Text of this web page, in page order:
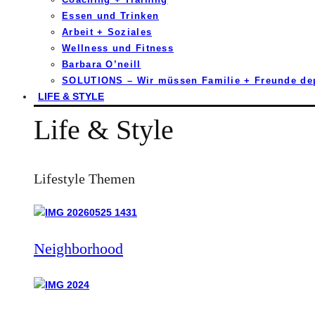
Essen und Trinken
Arbeit + Soziales
Wellness und Fitness
Barbara O’neill
SOLUTIONS – Wir müssen Familie + Freunde
LIFE & STYLE
Life & Style
Lifestyle Themen
Neighborhood